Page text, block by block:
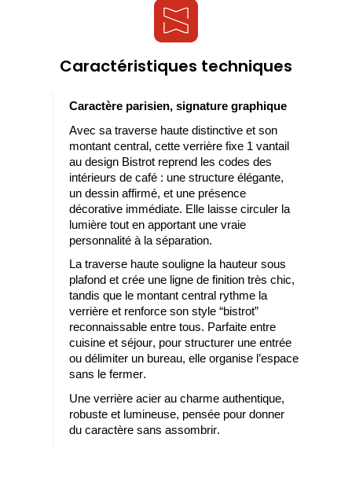
Caractéristiques techniques
Caractère parisien, signature graphique
Avec sa traverse haute distinctive et son
montant central, cette verrière fixe 1 vantail
au design Bistrot reprend les codes des
intérieurs de café : une structure élégante,
un dessin affirmé, et une présence
décorative immédiate. Elle laisse circuler la
lumière tout en apportant une vraie
personnalité à la séparation.
La traverse haute souligne la hauteur sous
plafond et crée une ligne de finition très chic,
tandis que le montant central rythme la
verrière et renforce son style “bistrot”
reconnaissable entre tous. Parfaite entre
cuisine et séjour, pour structurer une entrée
ou délimiter un bureau, elle organise l’espace
sans le fermer.
Une verrière acier au charme authentique,
robuste et lumineuse, pensée pour donner
du caractère sans assombrir.